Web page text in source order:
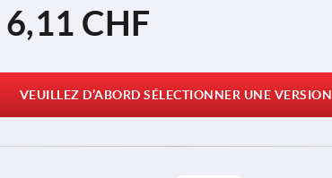
6,11 CHF
VEUILLEZ D’ABORD SÉLECTIONNER UNE VERSION